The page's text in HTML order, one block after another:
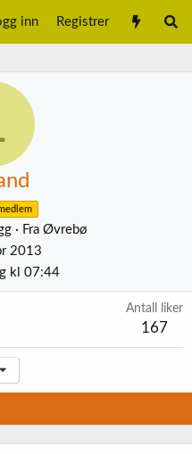
inn Registrer
· Fra Øvrebø
2013
kl 07:44
Antall liker
167